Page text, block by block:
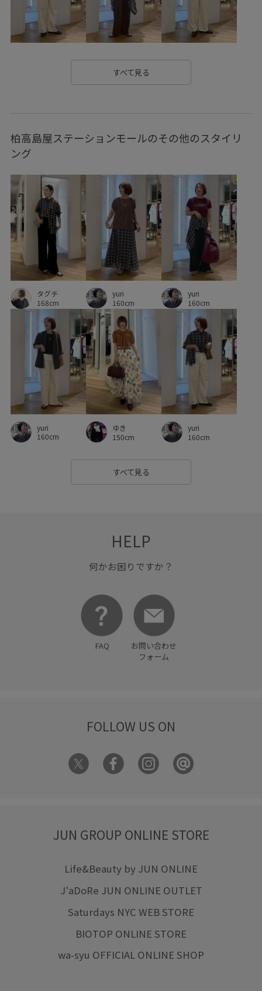
ちゃんとプラスかわいい保証 カジュアル
カジュアルすぎない カットソー カーディガン
ギャザーデザイン サステナブル
シワ感 シンプル ジャケット
セットアップ対象商品 チェーン デニム合わせ
トレンド
ブルゾン ベーシック マーブル ミニバッグ
メッシュ リゾート感 リラックス感
レイヤードスタイル ワンピース ヴィンテージ
ヴィンテージ感 伸縮性 冷んやり
大人っぽい 大人可愛い 定番 幅広 抜け感
接触冷感 機能的 機能素材 爽やか 立体感
華やか 軽快 軽量素材 透け感
金ボタン 長財布
すべて見る
柏高島屋ステーションモールのその他のスタイリ
ング
タグチ
168cm
yuri
160cm
yuri
160cm
yuri
160cm
ゆき
150cm
yuri
160cm
すべて見る
HELP
何かお困りですか？
FAQ
お問い合わせ
フォーム
FOLLOW US ON
JUN GROUP ONLINE STORE
Life&Beauty by JUN ONLINE
J'aDoRe JUN ONLINE OUTLET
Saturdays NYC WEB STORE
BIOTOP ONLINE STORE
wa-syu OFFICIAL ONLINE SHOP